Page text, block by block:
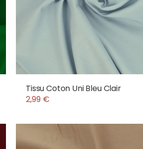
Tissu Coton Uni Bleu Clair
2,99 €